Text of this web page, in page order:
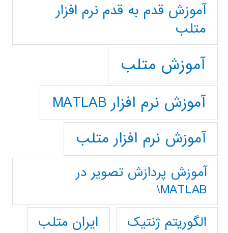
آموزش قدم به قدم نرم افزار
متلب
آموزش متلب
آموزش نرم افزار MATLAB
آموزش نرم افزار متلب
آموزش پردازش تصوير در
MATLAB\
الگوریتم ژنتیک
ایران متلب